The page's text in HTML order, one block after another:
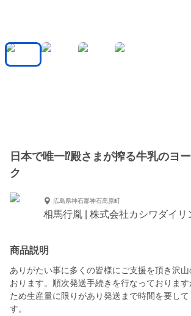
日本で唯一⁉︎殿さまが搾る牛乳のヨ
ク
広島県神石郡神石高原町
相馬行胤 | 株式会社カシワダイリ
商品説明
ありがたい事に多くの皆様にご支援を頂き沢
おります。順次発送手続きを行なっておりま
ため生産量に限りがあり発送まで時間を要して
す。